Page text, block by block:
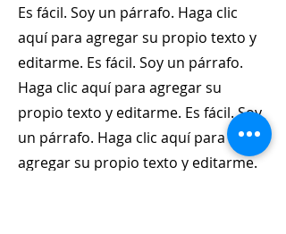
Es fácil. Soy un párrafo. Haga clic
aquí para agregar su propio texto y
editarme. Es fácil. Soy un párrafo.
Haga clic aquí para agregar su
propio texto y editarme. Es fácil. Soy
un párrafo. Haga clic aquí para
agregar su propio texto y editarme.